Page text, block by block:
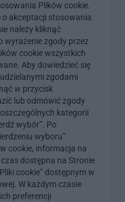
Plików cookie.
o akceptacji stosowania
należy kliknąć
wyrażenie zgody przez
cookie wszystkich
Aby dowiedzieć się
zgodami
w przycisk
lub odmówić zgody
kategorii
wybór”. Po
wyboru”
cookie, informacja na
dostępna na Stronie
cookie” dostępnym w
W każdym czasie
preferencji